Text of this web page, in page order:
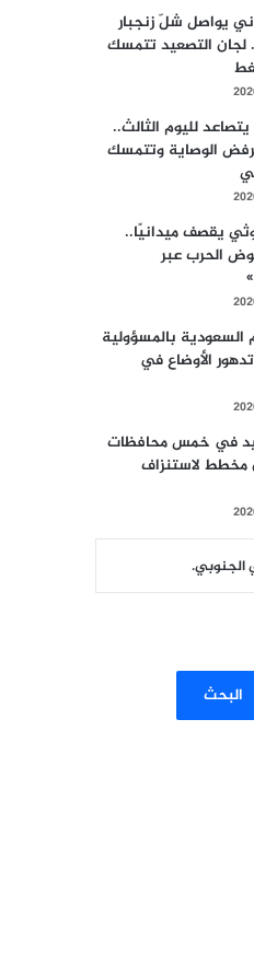
يواصل شلّ زنجبار
لجان التصعيد تتمسك
لليوم الثالث..
الوصاية وتتمسك
يقصف ميدانيًا..
الحرب عبر
بالمسؤولية
الأوضاع في
في خمس محافظات
لاستنزاف
الجنوبي.
البحث